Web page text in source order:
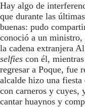
Hay algo de
que durante las
buenas: pudo
conoció a un
la cadena extranjera
selfies con él,
regresar a Poque, fue
alcalde hizo una fiesta
con carneros y cuyes,
cantar huaynos y